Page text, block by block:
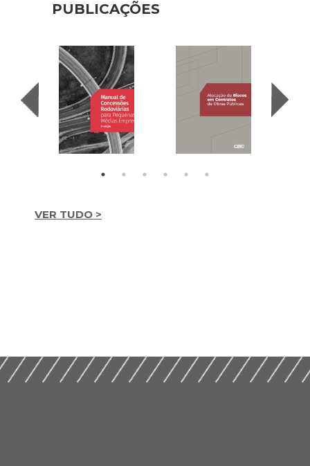
PUBLICAÇÕES
VER TUDO >